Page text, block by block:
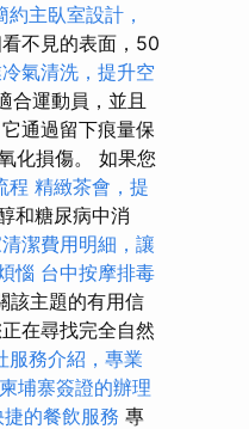
約主臥室設計，
不見的表面，50
氣清洗，提升空
合運動員，並且
它通過留下痕量保
化損傷。 如果您
程 精緻茶會，提
和糖尿病中消
潔費用明細，讓
惱 台中按摩排毒
該主題的有用信
在尋找完全自然
服務介紹，專業
柬埔寨簽證的辦理
的餐飲服務 專